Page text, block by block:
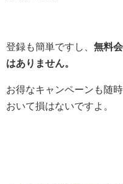
登録も簡単ですし、 無料
はありません。
お得なキャンペーンも随
おいて損はないですよ。